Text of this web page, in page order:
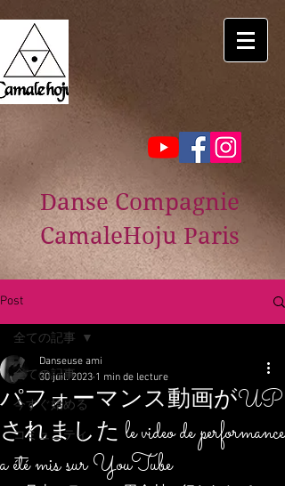
Danse Compagnie
CamaleHoju Paris
Post
全ての記事
今すぐ始める
コミュニティ
全ての記事
パフォーマンス動画がUP
されました le video de performance
a été mis sur YouTube
Danseuse ami
30 juil. 2023 1 min de lecture